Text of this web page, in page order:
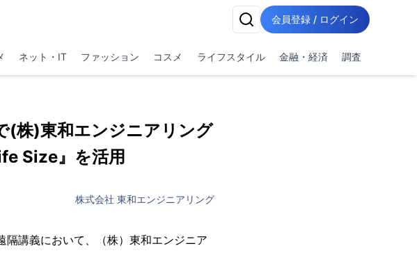
会員登録 / ログイン
ネット・IT ファッション コスメ ライフスタイル 金融・経済 調査
(株)東和エンジニアリング
Size』を活用
株式会社 東和エンジニアリング
講義において、（株）東和エンジニア